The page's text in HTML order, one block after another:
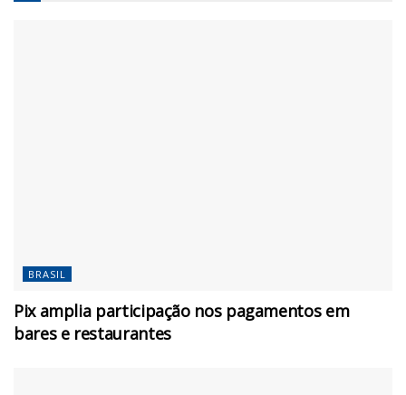
BRASIL
Pix amplia participação nos pagamentos em
bares e restaurantes